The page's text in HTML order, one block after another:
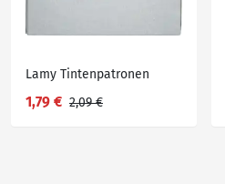
Lamy Tintenpatronen
1,79 € 2,09 €